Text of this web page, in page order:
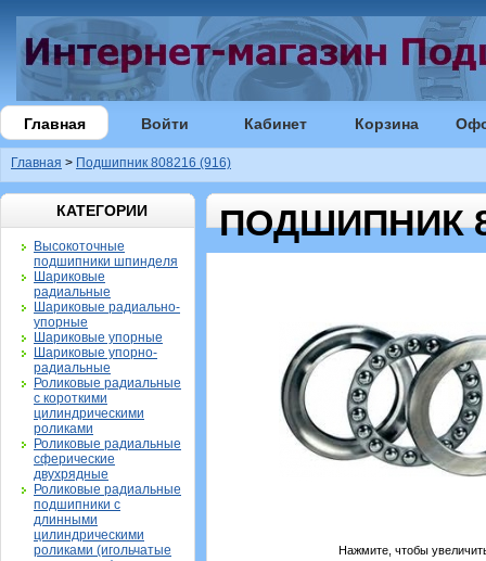
Главная Войти Кабинет Корзина
Главная > Подшипник 808216 (916)
КАТЕГОРИИ
Высокоточные
подшипники шпинделя
Шариковые
радиальные
Шариковые радиально-
упорные
Шариковые упорные
Шариковые упорно-
радиальные
Роликовые радиальные
с короткими
цилиндрическими
роликами
Роликовые радиальные
сферические
двухрядные
Роликовые радиальные
подшипники с
длинными
цилиндрическими
роликами (игольчатые
ПОДШИПНИК
Нажмите, чтобы